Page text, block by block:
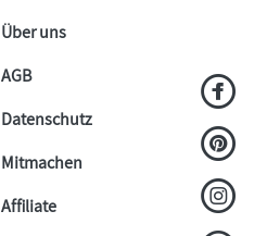
Über uns
AGB
Datenschutz
Mitmachen
Affiliate